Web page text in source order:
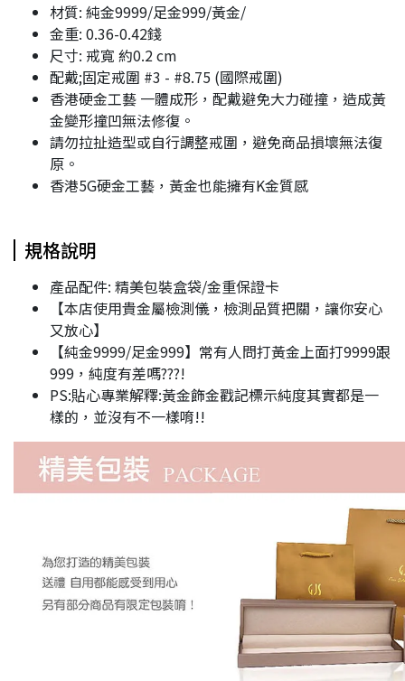
材質: 純金9999/足金999/黃金/
金重: 0.36-0.42錢
尺寸: 戒寬 約0.2 cm
配戴;固定戒圍 #3 - #8.75 (國際戒圍)
香港硬金工藝 一體成形，配戴避免大力碰撞，造成黃
金變形撞凹無法修復。
請勿拉扯造型或自行調整戒圍，避免商品損壞無法復
原。
香港5G硬金工藝，黃金也能擁有K金質感
規格說明
產品配件: 精美包裝盒袋/金重保證卡
【本店使用貴金屬檢測儀，檢測品質把關，讓你安心
又放心】
【純金9999/足金999】常有人問打黃金上面打9999跟
999，純度有差嗎???!
PS:貼心專業解釋:黃金飾金戳記標示純度其實都是一
樣的，並沒有不一樣唷!!